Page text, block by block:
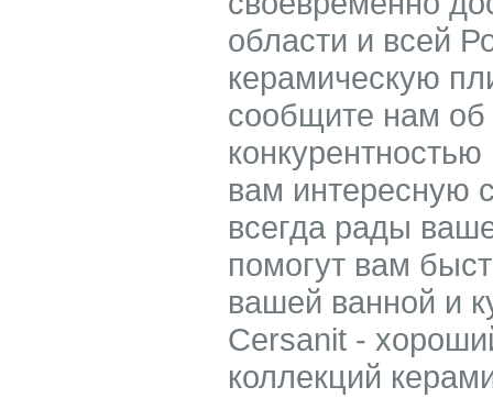
области и всей
керамическую
сообщите нам
вам интересную
всегда рады
помогут вам
вашей ванной и
Cersanit -
коллекций